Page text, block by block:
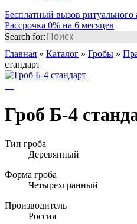
Бесплатный вызов ритуального
Рассрочка 0% на 6 месяцев
Search for:
Главная » Каталог » Гробы »
стандарт
Гроб Б-4
Тип гроба
Деревянный
Форма гроба
Четырехгранный
Производитель
Россия